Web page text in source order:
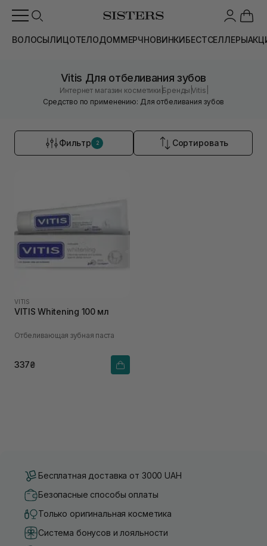
ВОЛОСЫЛИЦОТЕЛОДОММЕРЧНОВИНКИБЕСТСЕЛЛЕРЫ
Vitis Для отбеливания зубов
Интернет магазин косметики |Бренды |Vitis
Средство по применению: Для отбеливания зубов
Фильтр 2 Сортировать
VITIS
VITIS Whitening 100 мл
Отбеливающая зубная паста
337₴
Бесплатная доставка от 3000 UAH
Безопасные способы оплаты
Только оригинальная косметика
Система бонусов и лояльности